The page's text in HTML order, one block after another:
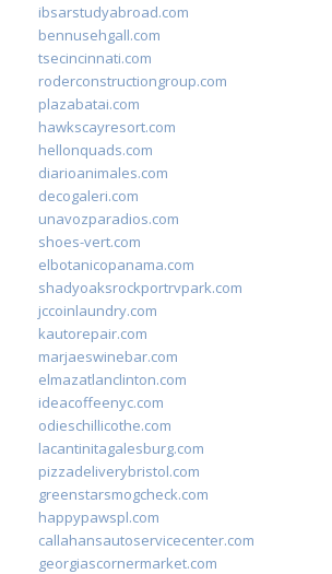
ibsarstudyabroad.com
bennusehgall.com
tsecincinnati.com
roderconstructiongroup.com
plazabatai.com
hawkscayresort.com
hellonquads.com
diarioanimales.com
decogaleri.com
unavozparadios.com
shoes-vert.com
elbotanicopanama.com
shadyoaksrockportrvpark.com
jccoinlaundry.com
kautorepair.com
marjaeswinebar.com
elmazatlanclinton.com
ideacoffeenyc.com
odieschillicothe.com
lacantinitagalesburg.com
pizzadeliverybristol.com
greenstarsmogcheck.com
happypawspl.com
callahansautoservicecenter.com
georgiascornermarket.com